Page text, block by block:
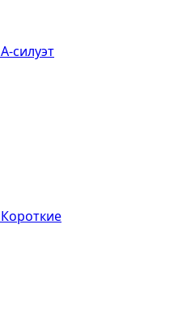
А-силуэт
Короткие